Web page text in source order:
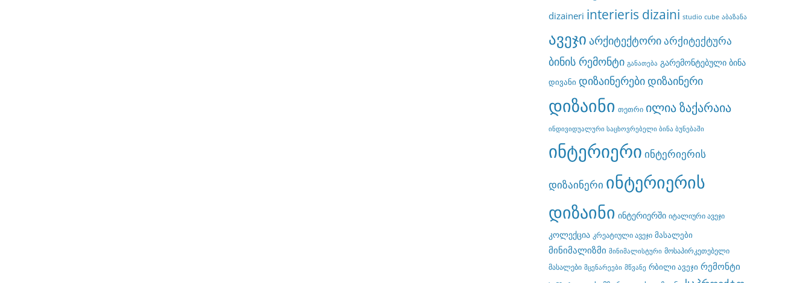
dizaineri interieris dizaini studio cube აბაზანა
ავეჯი არქიტექტორიარქიტექტურა
ბინის რემონტი განათება გარემონტებული ბინა
დივანი დიზაინერებიდიზაინერი
დიზაინი თეთრი ილია ზაქარაია
ინდივიდუალური საცხოვრებელი ბინა ბუნებაში
ინტერიერი ინტერიერის
დიზაინერი ინტერიერის
დიზაინი ინტერიერში იტალიური ავეჯი
კოლექცია კრეატიული ავეჯი მასალები
მინიმალიზმი მინიმალისტური მოსაპირკეთებელი
მასალები მცენარეები მწვანე რბილი ავეჯი რემონტი